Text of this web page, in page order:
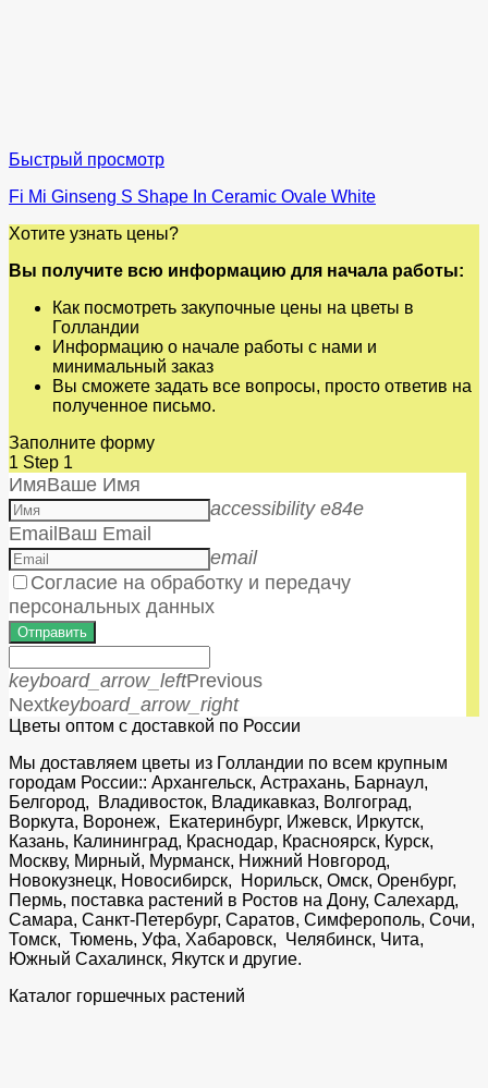
Быстрый просмотр
Fi Mi Ginseng S Shape In Ceramic Ovale White
Хотите узнать цены?
Вы получите всю информацию для начала работы:
Как посмотреть закупочные цены на цветы в
Голландии
Информацию о начале работы с нами и
минимальный заказ
Вы сможете задать все вопросы, просто ответив на
полученное письмо.
Заполните форму
1 Step 1
ИмяВаше Имя
accessibility e84e
EmailВаш Email
email
Согласие на обработку и передачу
персональных данных
Отправить
keyboard_arrow_leftPrevious
Nextkeyboard_arrow_right
Цветы оптом с доставкой по России
Мы доставляем цветы из Голландии по всем крупным
городам России:: Архангельск, Астрахань, Барнаул,
Белгород, Владивосток, Владикавказ, Волгоград,
Воркута, Воронеж, Екатеринбург, Ижевск, Иркутск,
Казань, Калининград, Краснодар, Красноярск, Курск,
Москву, Мирный, Мурманск, Нижний Новгород,
Новокузнецк, Новосибирск, Норильск, Омск, Оренбург,
Пермь, поставка растений в Ростов на Дону, Салехард,
Самара, Санкт-Петербург, Саратов, Симферополь, Сочи,
Томск, Тюмень, Уфа, Хабаровск, Челябинск, Чита,
Южный Сахалинск, Якутск и другие.
Каталог горшечных растений